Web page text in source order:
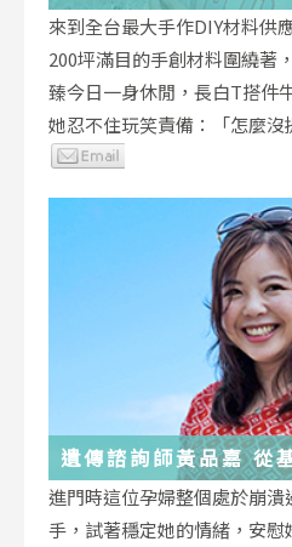
來到全台最大手作DIY材料供
200坪滿目的手創材料圍繞著
臻今日一身休閒，長白T搭件
她忍不住玩笑責備：「怎麼沒
遺傳諮詢師黃品嘉 從
進門時這位孕婦整個處於崩
手，試著穩定她的情緒，安